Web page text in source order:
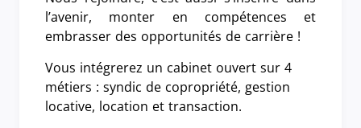
l’avenir, monter en compétences et
embrasser des opportunités de carrière !
Vous intégrerez un cabinet ouvert sur 4
métiers : syndic de copropriété, gestion
locative, location et transaction.